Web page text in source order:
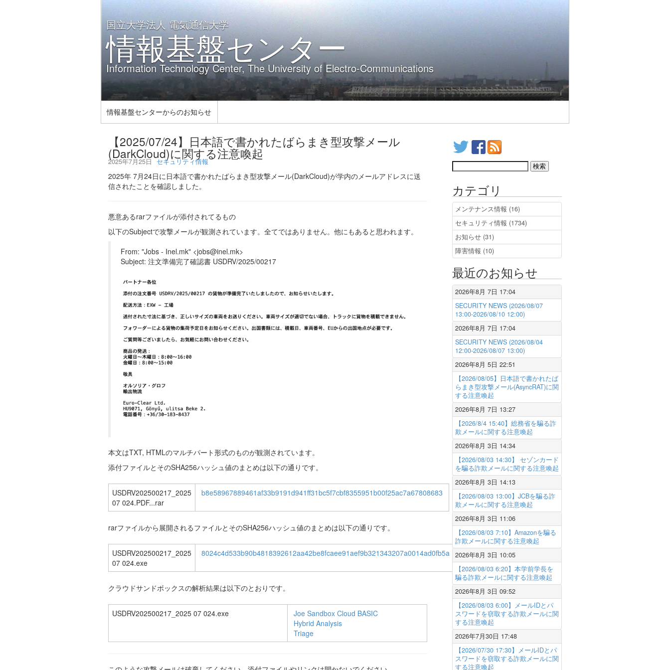
国立大学法人 電気通信大学
情報基盤センター
Information Technology Center, The University of Electro-Communications
情報基盤センターからのお知らせ
【2025/07/24】日本語で書かれたばらまき型攻撃メール
(DarkCloud)に関する注意喚起
2025年7月25日 セキュリティ情報
2025年 7月24日に日本語で書かれたばらまき型攻撃メール(DarkCloud)が学内のメールアドレスに送
信されたことを確認しました。
悪意あるrarファイルが添付されてるもの
以下のSubjectで攻撃メールが観測されています。全てではありません。他にもあると思われます。
From: "Jobs - Inel.mk" <jobs@inel.mk>
Subject: 注文準備完了確認書 USDRV/2025/00217
本文はTXT, HTMLのマルチパート形式のものが観測されています。
添付ファイルとそのSHA256ハッシュ値のまとめは以下の通りです。
USDRV202500217_2025
07 024.PDF...rar
b8e58967889461af33b9191d941ff31bc5f7cbf8355951b00f25ac7a67808683
rarファイルから展開されるファイルとそのSHA256ハッシュ値のまとめは以下の通りです。
USDRV202500217_2025
07 024.exe
8024c4d533b90b4818392612aa42be8fcaee91aef9b321343207a0014ad0fb5a
クラウドサンドボックスの解析結果は以下のとおりです。
USDRV202500217_2025 07 024.exe
Joe Sandbox Cloud BASIC
Hybrid Analysis
Triage
カテゴリ
メンテナンス情報 (16)
セキュリティ情報 (1734)
お知らせ (31)
障害情報 (10)
最近のお知らせ
2026年8月 7日 17:04
SECURITY NEWS (2026/08/07
13:00-2026/08/10 12:00)
2026年8月 7日 17:04
SECURITY NEWS (2026/08/04
12:00-2026/08/07 13:00)
2026年8月 5日 22:51
【2026/08/05】日本語で書かれたば
らまき型攻撃メール(AsyncRAT)に関
する注意喚起
2026年8月 7日 13:27
【2026/8/4 15:40】総務省を騙る詐
欺メールに関する注意喚起
2026年8月 3日 14:34
【2026/08/03 14:30】 セゾンカード
を騙る詐欺メールに関する注意喚起
2026年8月 3日 14:13
【2026/08/03 13:00】JCBを騙る詐
欺メールに関する注意喚起
2026年8月 3日 11:06
【2026/08/03 7:10】Amazonを騙る
詐欺メールに関する注意喚起
2026年8月 3日 10:05
【2026/08/03 6:20】本学前学長を
騙る詐欺メールに関する注意喚起
2026年8月 3日 09:52
【2026/08/03 6:00】メールIDとパ
スワードを窃取する詐欺メールに関
する注意喚起
2026年7月30日 17:48
【2026/07/30 17:30】メールIDとパ
スワードを窃取する詐欺メールに関
する注意喚起